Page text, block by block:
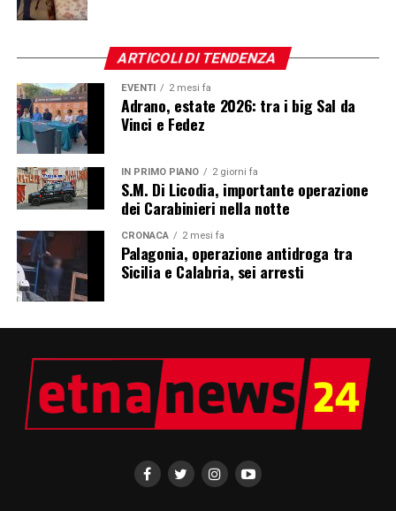
ARTICOLI DI TENDENZA
EVENTI 2 mesi fa
Adrano, estate 2026: tra i big Sal da
Vinci e Fedez
IN PRIMO PIANO 2 giorni fa
S.M. Di Licodia, importante operazione
dei Carabinieri nella notte
CRONACA 2 mesi fa
Palagonia, operazione antidroga tra
Sicilia e Calabria, sei arresti